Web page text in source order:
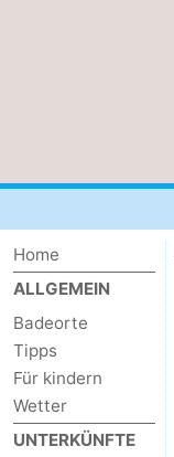
Home
ALLGEMEIN
Badeorte
Tipps
Für kindern
Wetter
UNTERKÜNFTE